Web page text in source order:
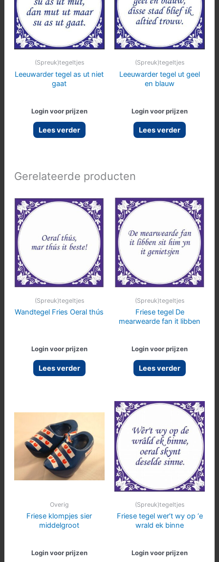
(Spreuk)tegeltjes
Leeuwarder tegel as ut niet
gaat
Login voor prijzen
Lees verder
(Spreuk)tegeltjes
Leeuwarder tegel ut geel
en blauw
Login voor prijzen
Lees verder
Gerelateerde producten
(Spreuk)tegeltjes
Wandtegel Fries Oeral thús
Login voor prijzen
Lees verder
(Spreuk)tegeltjes
Friese tegel De
mearwearde fan it libben
Login voor prijzen
Lees verder
Overig
Friese klompjes sier
middelgroot
Login voor prijzen
(Spreuk)tegeltjes
Friese tegel wer’t wy op ‘e
wrald ek binne
Login voor prijzen